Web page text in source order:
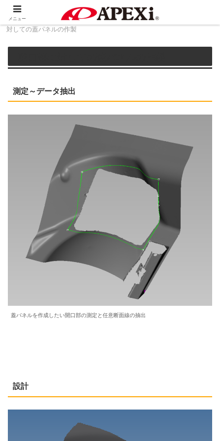
ホーム 3D技術サービス
3Dデータ活用例：開口部に
対しての蓋パネルの作製
測定～データ抽出
蓋パネルを作成したい開口部の測定と任意断面線の抽出
設計
メニュー